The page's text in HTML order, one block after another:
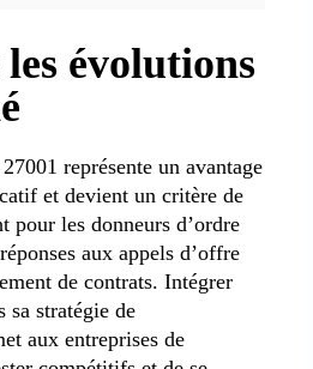
évolutions
représente un avantage
et devient un critère de
pour les donneurs d’ordre
aux appels d’offre
de contrats. Intégrer
sa stratégie de
aux entreprises de